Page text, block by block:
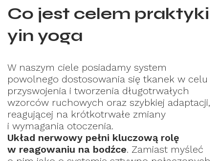
Co jest celem praktyki
yin yoga
W naszym ciele posiadamy system
powolnego dostosowania się tkanek w celu
przyswojenia i tworzenia długotrwałych
wzorców ruchowych oraz szybkiej adaptacji,
reagującej na krótkotrwałe zmiany
i wymagania otoczenia.
Układ nerwowy pełni kluczową rolę
w reagowaniu na bodźce. Zamiast myśleć